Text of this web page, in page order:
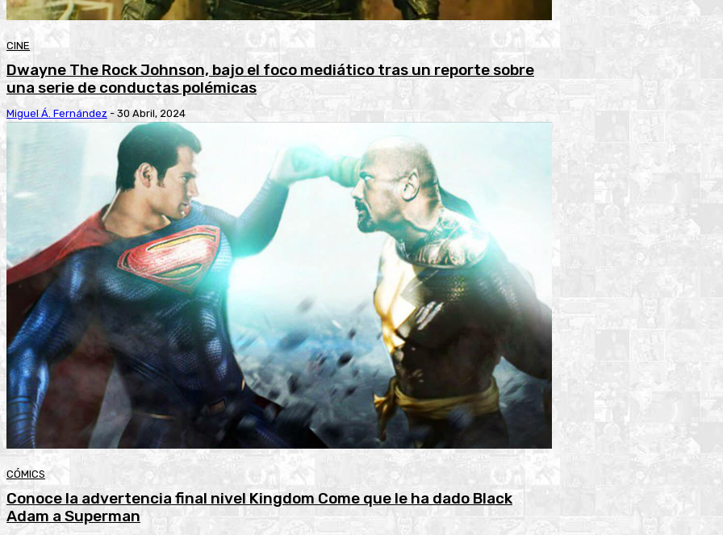
CINE
Dwayne The Rock Johnson, bajo el foco mediático tras un reporte sobre
una serie de conductas polémicas
Miguel Á. Fernández - 30 Abril, 2024
CÓMICS
Conoce la advertencia final nivel Kingdom Come que le ha dado Black
Adam a Superman